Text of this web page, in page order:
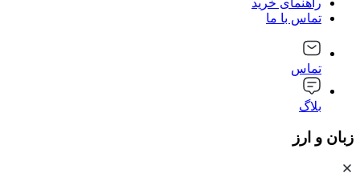
راهنمای خرید
تماس با ما
تماس
بلاگ
زبان و ارز